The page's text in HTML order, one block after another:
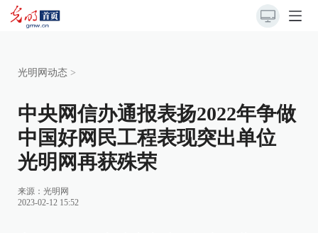
光明网动态 >
中央网信办通报表扬2022年争做
中国好网民工程表现突出单位
光明网再获殊荣
来源： 光明网
2023-02-12 15:52